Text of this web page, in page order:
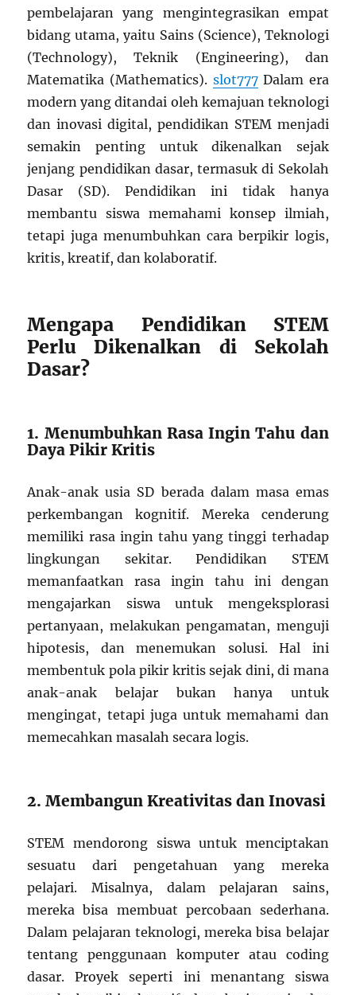
pembelajaran yang mengintegrasikan empat
bidang utama, yaitu Sains (Science), Teknologi
(Technology), Teknik (Engineering), dan
Matematika (Mathematics). slot777Dalam era
modern yang ditandai oleh kemajuan teknologi
dan inovasi digital, pendidikan STEM menjadi
semakin penting untuk dikenalkan sejak
jenjang pendidikan dasar, termasuk di Sekolah
Dasar (SD). Pendidikan ini tidak hanya
membantu siswa memahami konsep ilmiah,
tetapi juga menumbuhkan cara berpikir logis,
kritis, kreatif, dan kolaboratif.
Mengapa Pendidikan STEM
Perlu Dikenalkan di Sekolah
Dasar?
1. Menumbuhkan Rasa Ingin Tahu dan
Daya Pikir Kritis
Anak-anak usia SD berada dalam masa emas
perkembangan kognitif. Mereka cenderung
memiliki rasa ingin tahu yang tinggi terhadap
lingkungan sekitar. Pendidikan STEM
memanfaatkan rasa ingin tahu ini dengan
mengajarkan siswa untuk mengeksplorasi
pertanyaan, melakukan pengamatan, menguji
hipotesis, dan menemukan solusi. Hal ini
membentuk pola pikir kritis sejak dini, di mana
anak-anak belajar bukan hanya untuk
mengingat, tetapi juga untuk memahami dan
memecahkan masalah secara logis.
2. Membangun Kreativitas dan Inovasi
STEM mendorong siswa untuk menciptakan
sesuatu dari pengetahuan yang mereka
pelajari. Misalnya, dalam pelajaran sains,
mereka bisa membuat percobaan sederhana.
Dalam pelajaran teknologi, mereka bisa belajar
tentang penggunaan komputer atau coding
dasar. Proyek seperti ini menantang siswa